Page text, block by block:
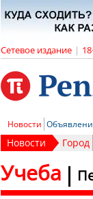
Сетевое издание |
Новости
Новости Город
Учеба